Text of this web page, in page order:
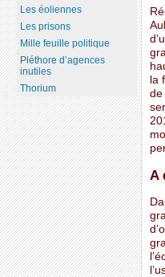
la
de
A
Les éoliennes
Les prisons
Mille feuille politique
Pléthore d’agences
inutiles
Thorium